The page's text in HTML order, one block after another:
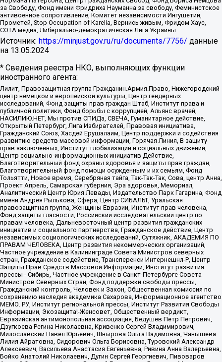
за Свободу, Фонд имени Фридриха Науманна за свободу, Феминистское
антивоенное сопротивление, Комитет независимости Ингушетии,
Прометей, Stop Occupation of Karelia, Вернись живым, Фридом Хаус,
СОТА медиа, Либерально-демократическая Лига Украины
Источник: https://minjust.gov.ru/ru/documents/7756/ данные
на 13.05.2024
* Сведения реестра НКО, выполняющих функции
иностранного агента:
Лилит, Правозащитная группа Гражданин.Армия.Право, Нижегородский
центр немецкой и европейской культуры, Центр гендерных
исследований, Фонд защиты прав граждан Штаб, Институт права и
публичной политики, Фонд борьбы с коррупцией, Альянс врачей,
НАСИЛИЮ.НЕТ, Мы против СПИДа, СВЕЧА, Гуманитарное действие,
Открытый Петербург, Лига Избирателей, Правовая инициатива,
Гражданский Союз, Хасдей Ерушалаим, Центр поддержки и содействия
развитию средств массовой информации, Горячая Линия, В защиту
прав заключенных, Институт глобализации и социальных движений,
Центр социально-информационных инициатив Действие,
Благотворительный фонд охраны здоровья и защиты прав граждан,
Благотворительный фонд помощи осужденным и их семьям, Фонд
Тольятти, Новое время, Серебряная тайга, Так-Так-Так, Сова, центр Анна,
Проект Апрель, Самарская губерния, Эра здоровья, Мемориал,
Аналитический Центр Юрия Левады, Издательство Парк Гагарина, Фонд
имени Андрея Рылькова, Сфера, Центр СИБАЛЬТ, Уральская
правозащитная группа, Женщины Евразии, Институт прав человека,
Фонд защиты гласности, Российский исследовательский центр по
правам человека, Дальневосточный центр развития гражданских
инициатив и социального партнерства, Гражданское действие, Центр
независимых социологических исследований, Сутяжник, АКАДЕМИЯ ПО
ПРАВАМ ЧЕЛОВЕКА, Центр развития некоммерческих организаций,
Частное учреждение в Калининграде Совета Министров северных
стран, Гражданское содействие, Трансперенси Интернешнл-Р, Центр
Защиты Прав Средств Массовой Информации, Институт развития
прессы - Сибирь, Частное учреждение в Санкт-Петербурге Совета
Министров Северных Стран, Фонд поддержки свободы прессы,
Гражданский контроль, Человек и Закон, Общественная комиссия по
сохранению наследия академика Сахарова, Информационное агентство
МЕМО. РУ, Институт региональной прессы, Институт Развития Свободы
Информации, Экозащита!-Женсовет, Общественный вердикт,
Евразийская антимонопольная ассоциация, Бедушев Петр Петрович,
Дзугкоева Регина Николаевна, Кривенко Сергей Владимирович,
Милославский Павел Юрьевич, Шнырова Ольга Вадимовна, Чанышева
Лилия Айратовна, Сидорович Ольга Борисовна, Туровский Александр
Алексеевич, Васильева Анастасия Евгеньевна, Ривина Анна Валерьевна,
Бойко Анатолий Николаевич, Дугин Сергей Георгиевич, Пивоваров